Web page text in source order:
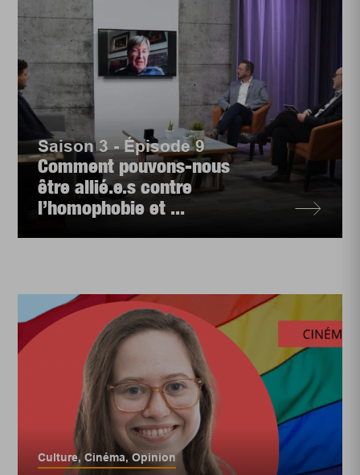
Saison 3 - Épisode 9
Comment pouvons-nous
être allié.e.s contre
l’homophobie et ...
Culture,Cinéma,Opinion